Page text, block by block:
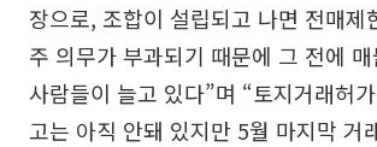
장으로, 조합이 설립되고 나면 전매제
주 의무가 부과되기 때문에 그 전에
사람들이 늘고 있다”며 “토지거래허
고는 아직 안돼 있지만 5월 마지막 거